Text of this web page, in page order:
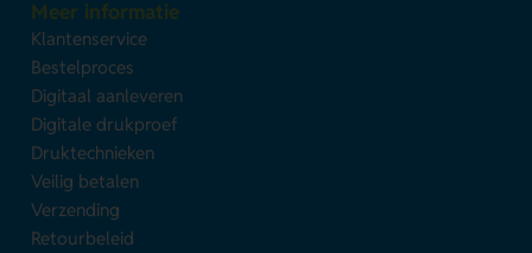
Meer informatie
Klantenservice
Bestelproces
Digitaal aanleveren
Digitale drukproef
Druktechnieken
Veilig betalen
Verzending
Retourbeleid